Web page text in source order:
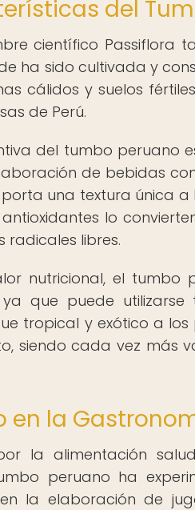
del
científico Passiflora
ha sido cultivada y
cálidos y suelos
de Perú.
del tumbo peruano
de bebidas
una textura única
lo
radicales libres.
nutricional, el tumbo
que puede
tropical y exótico a
siendo cada vez más
en la
la alimentación
peruano ha
la elaboración de